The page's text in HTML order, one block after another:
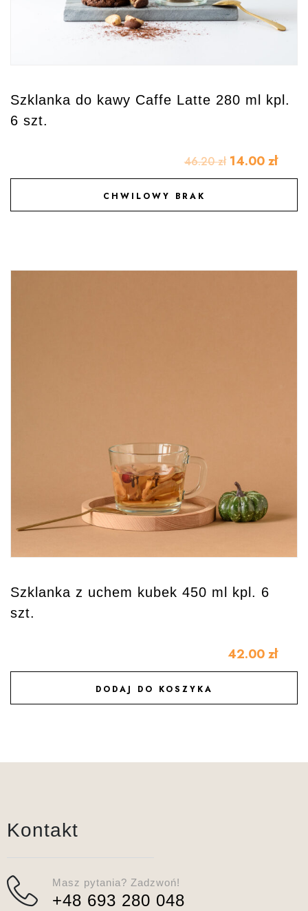
Szklanka do kawy Caffe Latte 280 ml kpl.
6 szt.
46.20zł 14.00 zł
CHWILOWY BRAK
DODAJ DO ULUBIONYCH
Szklanka z uchem kubek 450 ml kpl. 6
szt.
42.00 zł
DODAJ DO KOSZYKA
DODAJ DO ULUBIONYCH
Kontakt
Masz pytania? Zadzwoń!
+48 693 280 048